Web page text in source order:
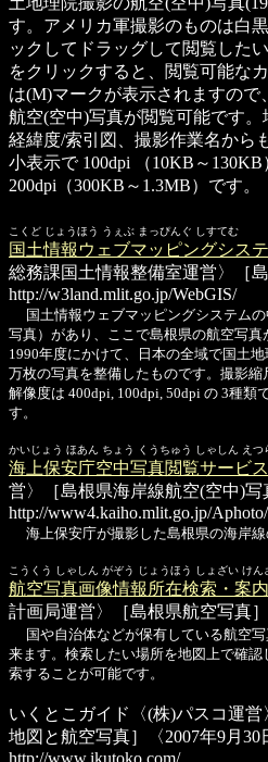
す。アメリカ軍撮影のものは白
ックしてドラッグして閲覧した
をクリックすると、閲覧可能な
は(M)マークが表示されますので
航空(空中)写真が閲覧可能です。
経緯度/索引図、撮影作業名から
小表示で 100dpi （10KB～
200dpi（300KB～1.3MB）です。
こくど じょうほう うぇぶ まっぴんぐ しすてむ
国土情報ウェブマッピングシス
総務課国土情報整備室運営〉［
http://w3land.mlit.go.jp/WebGIS/
国土情報ウェブマッピングシステム
写真）があり、ここで島根県の航空写真
1990年度にかけて、日本の全域で国土
万枚の写真を整備したものです。撮影
解像度は 400dpi, 100dpi, 50dpi の 3種類
す。
かいじょう ほあん ちょう くうちゅう しゃしん えつ
海上保安庁空中写真閲覧サービス
営〉［島根県海岸線航空(空中)写
http://www4.kaiho.mlit.go.jp/
海上保安庁が撮影した島根県の海岸
こうくう しゃしん がぞう じょうほう しょざい け
航空写真画像情報所在検索・案
計画局運営〉［島根県航空写真］
国や自治体などが保有している航空
来ます。検索したい場所を地図上で確
索することが可能です。
いくとこガイド
〈(株)パスコ運
地図と航空写真］〈2007年9月30
http://www.ikutoko.com/